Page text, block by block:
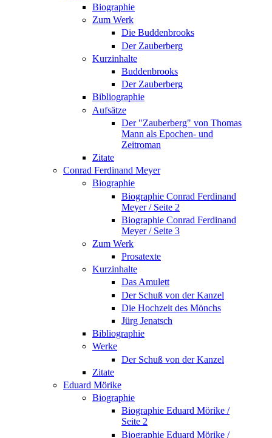
Biographie
Zum Werk
Die Buddenbrooks
Der Zauberberg
Kurzinhalte
Buddenbrooks
Der Zauberberg
Bibliographie
Aufsätze
Der "Zauberberg" von Thomas
Mann als Epochen- und
Zeitroman
Zitate
Conrad Ferdinand Meyer
Biographie
Biographie Conrad Ferdinand
Meyer / Seite 2
Biographie Conrad Ferdinand
Meyer / Seite 3
Zum Werk
Prosatexte
Kurzinhalte
Das Amulett
Der Schuß von der Kanzel
Die Hochzeit des Mönchs
Jürg Jenatsch
Bibliographie
Werke
Der Schuß von der Kanzel
Zitate
Eduard Mörike
Biographie
Biographie Eduard Mörike /
Seite 2
Biographie Eduard Mörike /